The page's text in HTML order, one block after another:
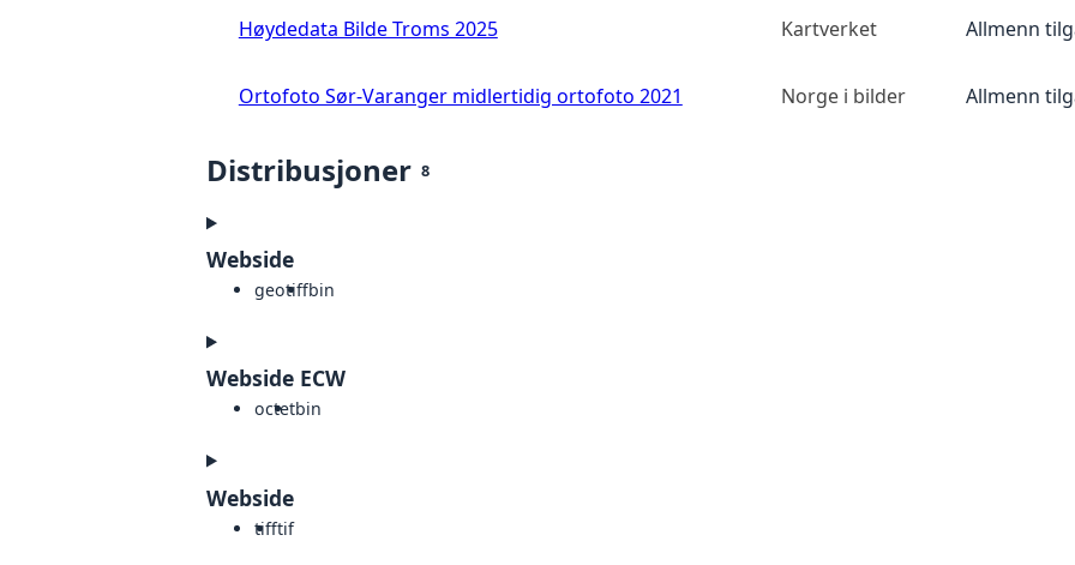
Høydedata Bilde Troms 2025 Kartverket Allmenn
Ortofoto Sør-Varanger midlertidig ortofoto 2021 Norge i bilder Allmenn
Distribusjoner 8
Webside
geotiffbin
Webside ECW
octetbin
Webside
tifftif